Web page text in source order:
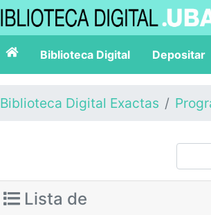
Biblioteca Digital Depositar
Biblioteca Digital Exactas
Lista de